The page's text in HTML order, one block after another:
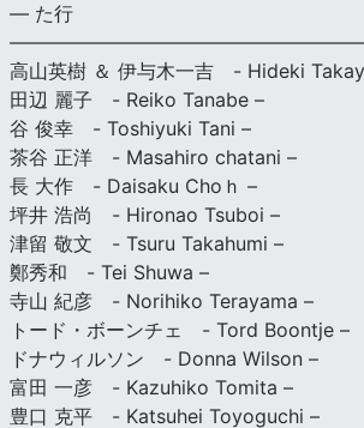
— た行
高山英樹 ＆ 伊与木一吉 - Hideki
田辺 麗子 - Reiko Tanabe –
谷 俊幸 - Toshiyuki Tani –
茶谷 正洋 - Masahiro chatani –
長 大作 - Daisaku Choｈ –
坪井 浩尚 - Hironao Tsuboi –
津留 敬文 - Tsuru Takahumi –
鄭秀和 - Tei Shuwa –
寺山 紀彦 - Norihiko Terayama –
トード・ボーンチェ - Tord Boontje –
ドナウィルソン - Donna Wilson –
富田 一彦 - Kazuhiko Tomita –
豊口 克平 - Katsuhei Toyoguchi –